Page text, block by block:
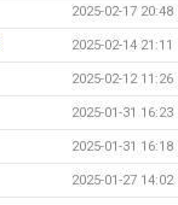
2025-02-17 20:48
2025-02-14 21:11
2025-02-12 11:26
2025-01-31 16:23
2025-01-31 16:18
2025-01-27 14:02